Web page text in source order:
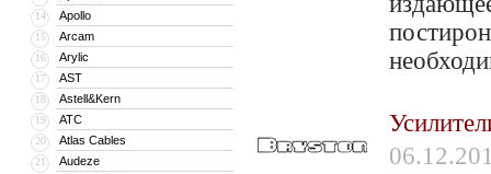
14 Apollo
15 Arcam
16 Arylic
17 AST
18 Astell&Kern
19 ATC
20 Atlas Cables
21 Audeze